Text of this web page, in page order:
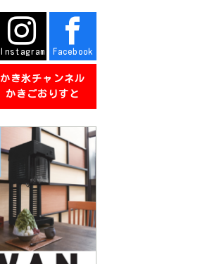
三重
愛媛
香川
高知
熊本
宮城
鹿児島
沖縄
Instagram Facebook
かき氷チャンネル
かきごおりすと